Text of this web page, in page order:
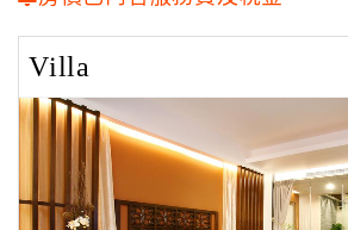
服
務
顧
意
Villa